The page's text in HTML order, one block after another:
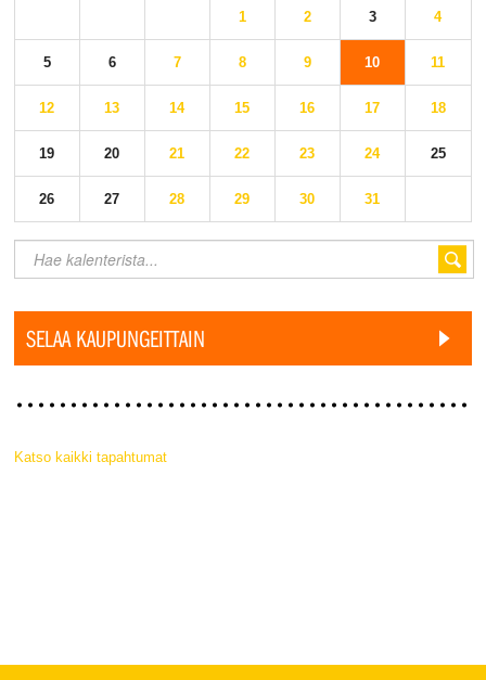
1 2 3 4
5 6 7 8 9 10 11
12 13 14 15 16 17 18
19 20 21 22 23 24 25
26 27 28 29 30 31
SELAA KAUPUNGEITTAIN
Katso kaikki tapahtumat